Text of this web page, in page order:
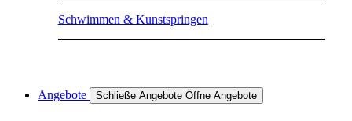
Schwimmen & Kunstspringen
Angebote Schließe Angebote Öffne Angebote